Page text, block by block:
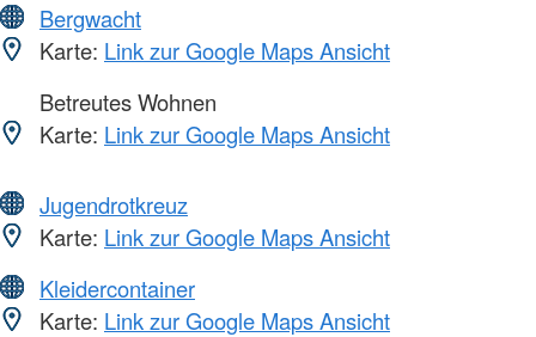
Bergwacht
Karte: Link zur Google Maps Ansicht
Betreutes Wohnen
Karte: Link zur Google Maps Ansicht
Jugendrotkreuz
Karte: Link zur Google Maps Ansicht
Kleidercontainer
Karte: Link zur Google Maps Ansicht